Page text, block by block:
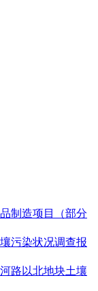
制造项目（部分
污染状况调查报
路以北地块土壤